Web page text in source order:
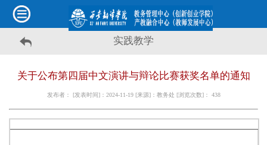
实践教学
关于公布第四届中文演讲与辩论比赛获奖名单的通知
发布者： [发表时间]：2024-11-19 [来源]：教务处 [浏览次数]： 438